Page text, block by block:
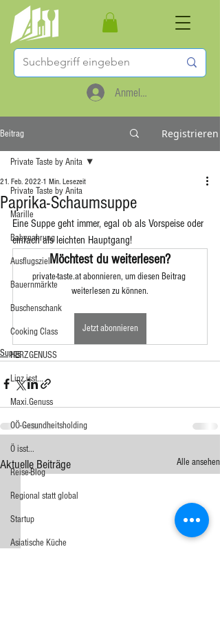
Anmelden
Beitrag Registrieren
Private Taste by Anita
Marille
Babynahrung
Ausflugsziel
Bauernmärkte
Buschenschank
Cooking Class
HERZGENUSS
Linz isst...
Maxi.Genuss
OÖ-Gesundheitsholding
Ö isst...
Reise-Blog
Regional statt global
Startup
Asiatische Küche
Private Taste by Anita
Paprika-Schaumsuppe
21. Feb. 2022 1 Min. Lesezeit
Eine Suppe geht immer, egal ob als Vorspeise oder
einfach als leichten Hauptgang!
Möchtest du weiterlesen?
private-taste.at abonnieren, um diesen Beitrag
weiterlesen zu können.
Jetzt abonnieren
Suppe
Aktuelle Beiträge Alle ansehen